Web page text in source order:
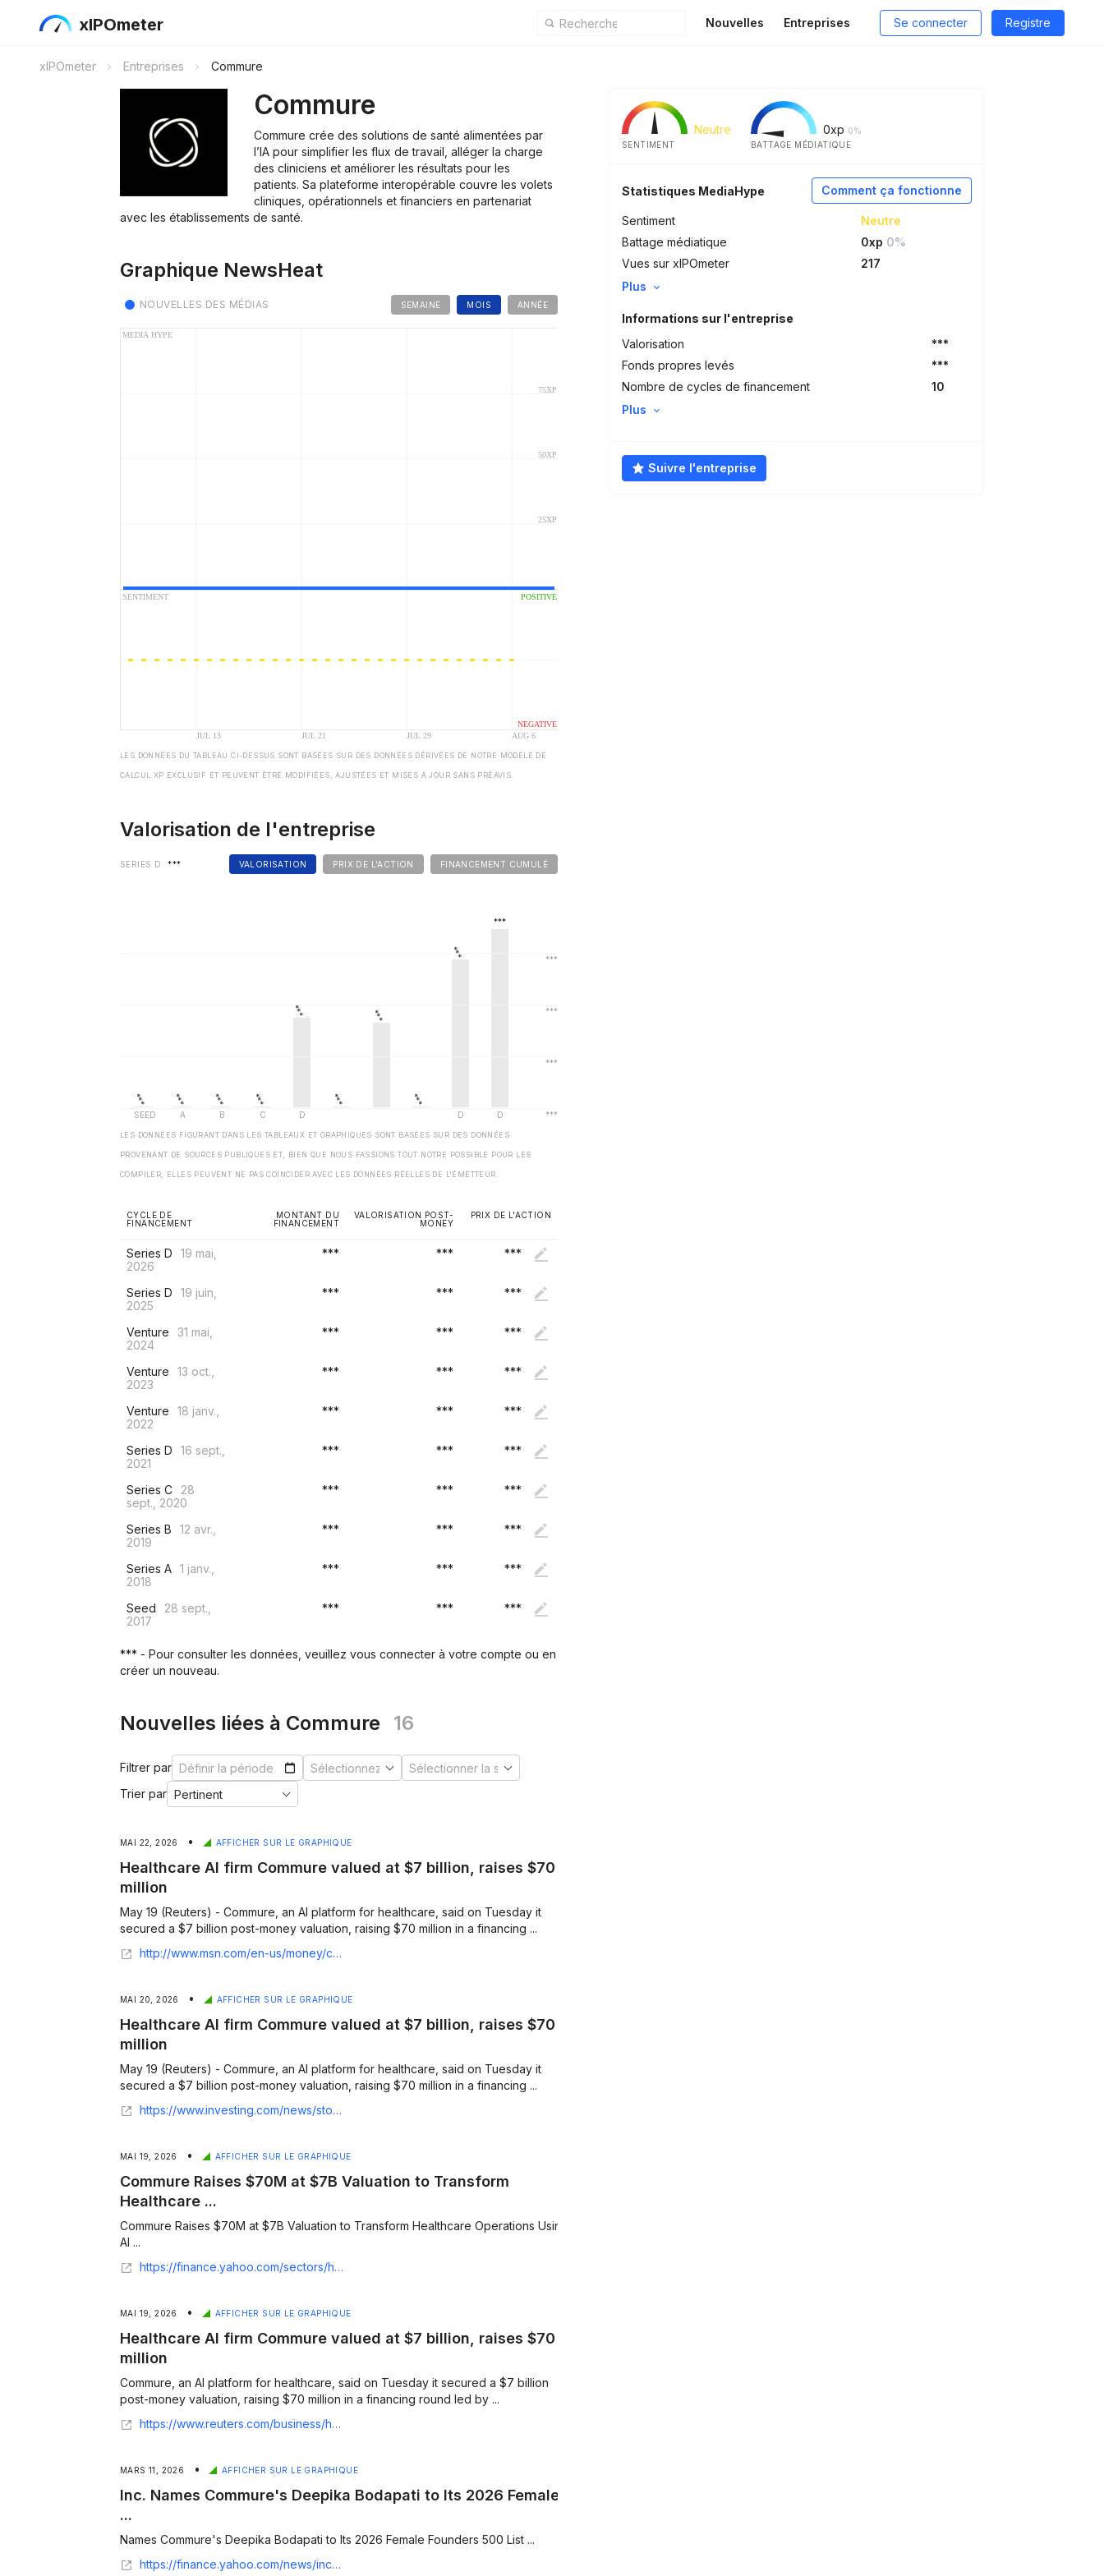
xIPOmeter Nouvelles Entreprises Se connecter Registre
xIPOmeter Entreprises Commure
Commure
Commure crée des solutions de santé alimentées par
l’IA pour simplifier les flux de travail, alléger la charge
des cliniciens et améliorer les résultats pour les
patients. Sa plateforme interopérable couvre les volets
cliniques, opérationnels et financiers en partenariat
avec les établissements de santé.
Neutre
SENTIMENT
0xp 0%
BATTAGE MÉDIATIQUE
Comment ça fonctionne
Statistiques MediaHype
Sentiment
Neutre
Battage médiatique
0xp 0%
Vues sur xIPOmeter
217
Plus
Informations sur l'entreprise
Valorisation
***
Fonds propres levés
***
Nombre de cycles de financement
10
Plus
Suivre l'entreprise
Graphique NewsHeat
SEMAINE MOIS ANNÉE
NOUVELLES DES MÉDIAS
LES DONNÉES DU TABLEAU CI-DESSUS SONT BASÉES SUR DES DONNÉES DÉRIVÉES DE NOTRE MODÈLE DE
CALCUL XP EXCLUSIF ET PEUVENT ÊTRE MODIFIÉES, AJUSTÉES ET MISES À JOUR SANS PRÉAVIS.
Valorisation de l'entreprise
VALORISATION PRIX DE L'ACTION FINANCEMENT CUMULÉ
SERIES D ***
LES DONNÉES FIGURANT DANS LES TABLEAUX ET GRAPHIQUES SONT BASÉES SUR DES DONNÉES
PROVENANT DE SOURCES PUBLIQUES ET, BIEN QUE NOUS FASSIONS TOUT NOTRE POSSIBLE POUR LES
COMPILER, ELLES PEUVENT NE PAS COÏNCIDER AVEC LES DONNÉES RÉELLES DE L'ÉMETTEUR.
CYCLE DE
FINANCEMENT
MONTANT DU
FINANCEMENT
VALORISATION POST-
MONEY
PRIX DE L'ACTION
Series D
19 mai,
2026
*** *** ***
Series D
19 juin,
2025
*** *** ***
Venture
31 mai,
2024
*** *** ***
Venture
13 oct.,
2023
*** *** ***
Venture
18 janv.,
2022
*** *** ***
Series D
16 sept.,
2021
*** *** ***
Series C
28
sept., 2020
*** *** ***
Series B
12 avr.,
2019
*** *** ***
Series A 1 janv.,
2018
*** *** ***
Seed
28 sept.,
2017
*** *** ***
*** - Pour consulter les données, veuillez vous connecter à votre compte ou en
créer un nouveau.
Nouvelles liées à Commure 16
Filtrer par
Trier par
MAI 22, 2026 • AFFICHER SUR LE GRAPHIQUE
Healthcare AI firm Commure valued at $7 billion, raises $70
million
May 19 (Reuters) - Commure, an AI platform for healthcare, said on Tuesday it
secured a $7 billion post-money valuation, raising $70 million in a financing ...
http://www.msn.com/en-us/money/companies/healthcare-ai-firm-commure-valued-at-7-billion-raises-70-million/ar-AA23zsNS
MAI 20, 2026 • AFFICHER SUR LE GRAPHIQUE
Healthcare AI firm Commure valued at $7 billion, raises $70
million
May 19 (Reuters) - Commure, an AI platform for healthcare, said on Tuesday it
secured a $7 billion post-money valuation, raising $70 million in a financing ...
https://www.investing.com/news/stock-market-news/healthcare-ai-firm-commure-valued-at-7-billion-raises-70-million-4699112
MAI 19, 2026 • AFFICHER SUR LE GRAPHIQUE
Commure Raises $70M at $7B Valuation to Transform
Healthcare ...
Commure Raises $70M at $7B Valuation to Transform Healthcare Operations Using
AI ...
https://finance.yahoo.com/sectors/healthcare/articles/commure-raises-70m-7b-valuation-130400024.html
MAI 19, 2026 • AFFICHER SUR LE GRAPHIQUE
Healthcare AI firm Commure valued at $7 billion, raises $70
million
Commure, an AI platform for healthcare, said on Tuesday it secured a $7 ​billion
post-money valuation, raising $70 million ‌in a financing round led by ...
https://www.reuters.com/business/healthcare-pharmaceuticals/healthcare-ai-firm-commure-valued-7-billion-raises-70-million-2026-05-19/
MARS 11, 2026 • AFFICHER SUR LE GRAPHIQUE
Inc. Names Commure's Deepika Bodapati to Its 2026 Female
...
Names Commure's Deepika Bodapati to Its 2026 Female Founders 500 List ...
https://finance.yahoo.com/news/inc-names-commure-deepika-bodapati-134600895.html